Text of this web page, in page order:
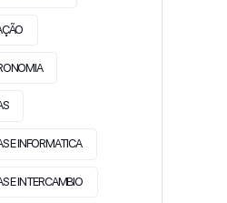
E INFORMATICA
E INTERCAMBIO